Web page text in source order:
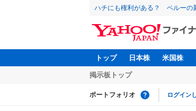
ハチにも権利がある？ ペルーの
トップ 日本株 米国株
掲示板トップ
ポートフォリオ ログイン